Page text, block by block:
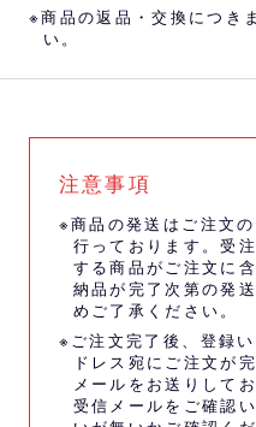
※商品の返品・交換につき
い。
注意事項
※商品の発送はご注文
行っております。受
する商品がご注文に
納品が完了次第の発
めご了承ください。
※ご注文完了後、登録
ドレス宛にご注文が
メールをお送りしてお
受信メールをご確認